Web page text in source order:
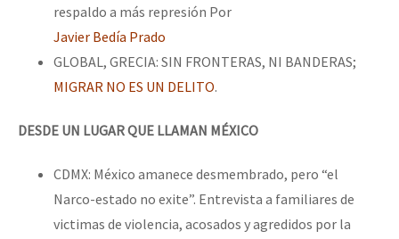
respaldo a más represión Por
Javier Bedía Prado
GLOBAL, GRECIA: SIN FRONTERAS, NI BANDERAS;
MIGRAR NO ES UN DELITO.
DESDE UN LUGAR QUE LLAMAN MÉXICO
CDMX: México amanece desmembrado, pero “el
Narco-estado no exite”. Entrevista a familiares de
victimas de violencia, acosados y agredidos por la